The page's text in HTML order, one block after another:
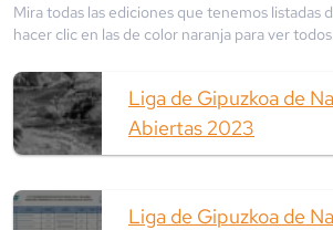
Mira todas las ediciones que tenemos listadas
hacer clic en las de color naranja para ver
Liga de Gipuzkoa de
Abiertas 2023
Liga de Gipuzkoa de